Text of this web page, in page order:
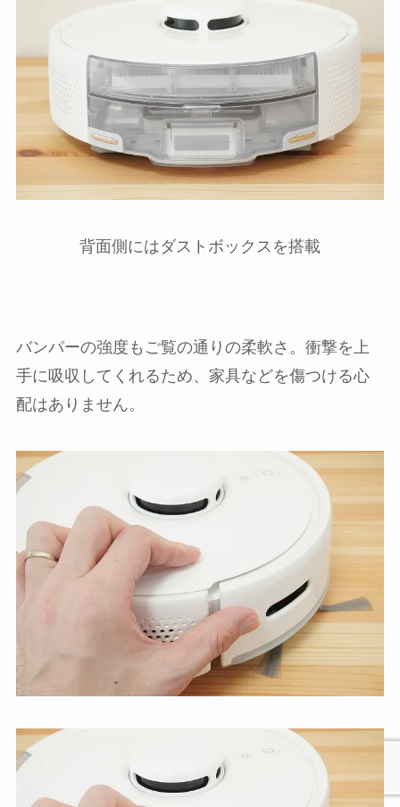
背面側にはダストボックスを搭載
バンパーの強度もご覧の通りの柔軟さ。衝撃を上
手に吸収してくれるため、家具などを傷つける心
配はありません。